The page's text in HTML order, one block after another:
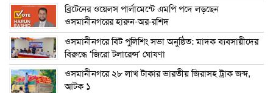
ব্রিটেনের ওয়েলস পার্লামেন্টে এমপি পদে লড়ছেন
ওসমানীনগরের হারুন-অর-রশিদ
ওসমানীনগরে বিট পুলিশিং সভা অনুষ্ঠিত: মাদক ব্যবসায়ীদের
বিরুদ্ধে ‘জিরো টলারেন্স’ ঘোষণা
ওসমানীনগরে ২৮ লাখ টাকার ভারতীয় জিরাসহ ট্রাক জব্দ,
আটক ১